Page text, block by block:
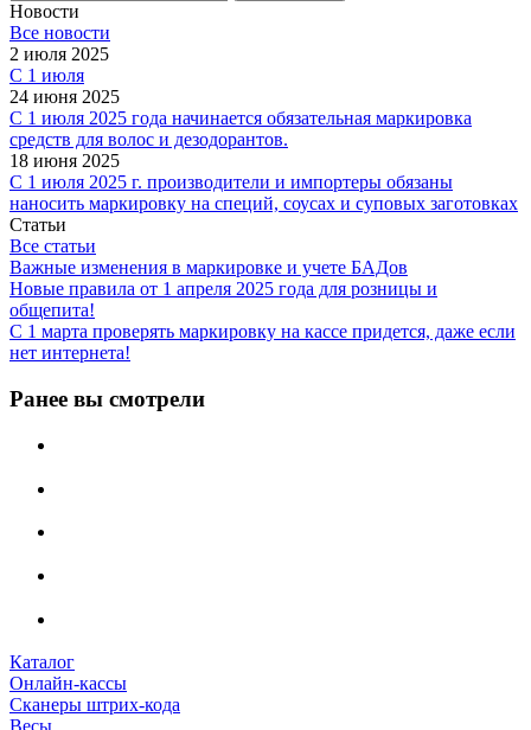
Новости
Все новости
2 июля 2025
С 1 июля
24 июня 2025
С 1 июля 2025 года начинается обязательная маркировка
средств для волос и дезодорантов.
18 июня 2025
С 1 июля 2025 г. производители и импортеры обязаны
наносить маркировку на специй, соусах и суповых заготовках
Статьи
Все статьи
Важные изменения в маркировке и учете БАДов
Новые правила от 1 апреля 2025 года для розницы и
общепита!
С 1 марта проверять маркировку на кассе придется, даже если
нет интернета!
Ранее вы смотрели
Каталог
Онлайн-кассы
Сканеры штрих-кода